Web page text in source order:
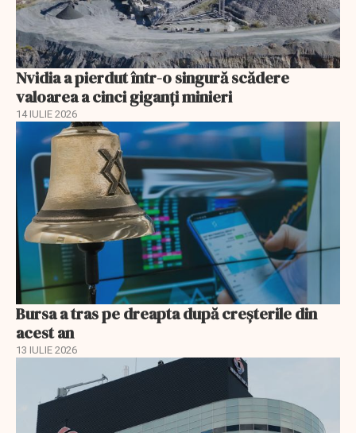
Nvidia a pierdut într-o singură scădere
valoarea a cinci giganți minieri
14 IULIE 2026
Bursa a tras pe dreapta după creșterile din
acest an
13 IULIE 2026